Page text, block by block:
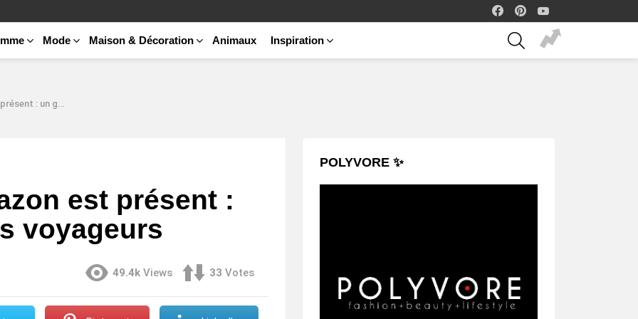
facebook
Mode Maison & Décoration Animaux Inspiration
SEARCH
pour les voyageurs
est présent :
voyageurs
49.4k Views 33 Votes
POLYVORE ✨